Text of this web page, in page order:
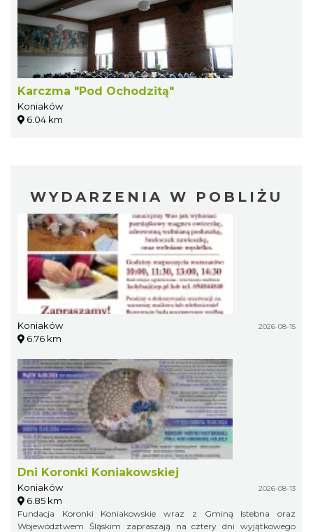
Karczma "Pod Ochodzitą"
Koniaków
6.04 km
WYDARZENIA W POBLIŻU
Koniaków 2026-08-15
6.76 km
Dni Koronki Koniakowskiej
Koniaków 2026-08-13
6.85 km
Fundacja Koronki Koniakowskie wraz z Gminą Istebna oraz
Województwem Śląskim zapraszają na cztery dni wyjątkowego